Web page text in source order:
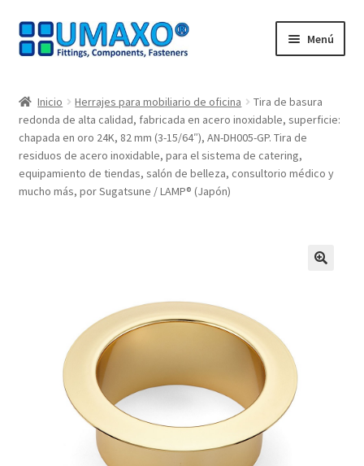
Ir
a
Ir
al
Menú
AGB
Caja registradora
Nuestros socios
Pie de imprenta
Política de anulación
Inicio Herrajes para mobiliario de oficina
Tira de basura
redonda de alta calidad, fabricada en acero inoxidable, superficie:
chapada en oro 24K, 82 mm (3-15/64″), AN-DH005-GP. Tira de
residuos de acero inoxidable, para el sistema de catering,
equipamiento de tiendas, salón de belleza, consultorio médico y
mucho más, por Sugatsune / LAMP® (Japón)